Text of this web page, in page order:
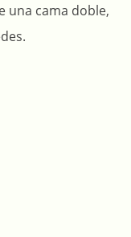
una cama doble,